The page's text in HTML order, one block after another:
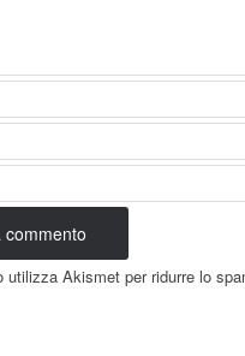
utilizza Akismet per ridurre lo